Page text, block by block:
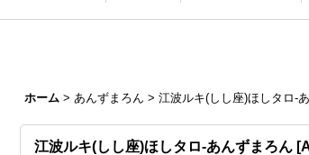
ホーム > あんずまろん > 江波ルキ(しし座)ほしタロ-
江波ルキ(しし座)ほしタロ-あんずまろん [